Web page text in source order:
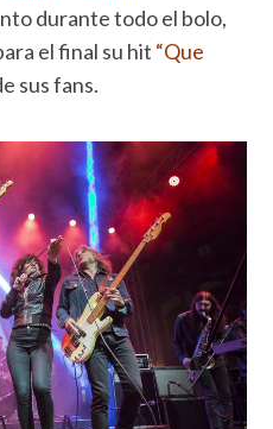
durante todo el bolo,
el final su hit “Que
sus fans.